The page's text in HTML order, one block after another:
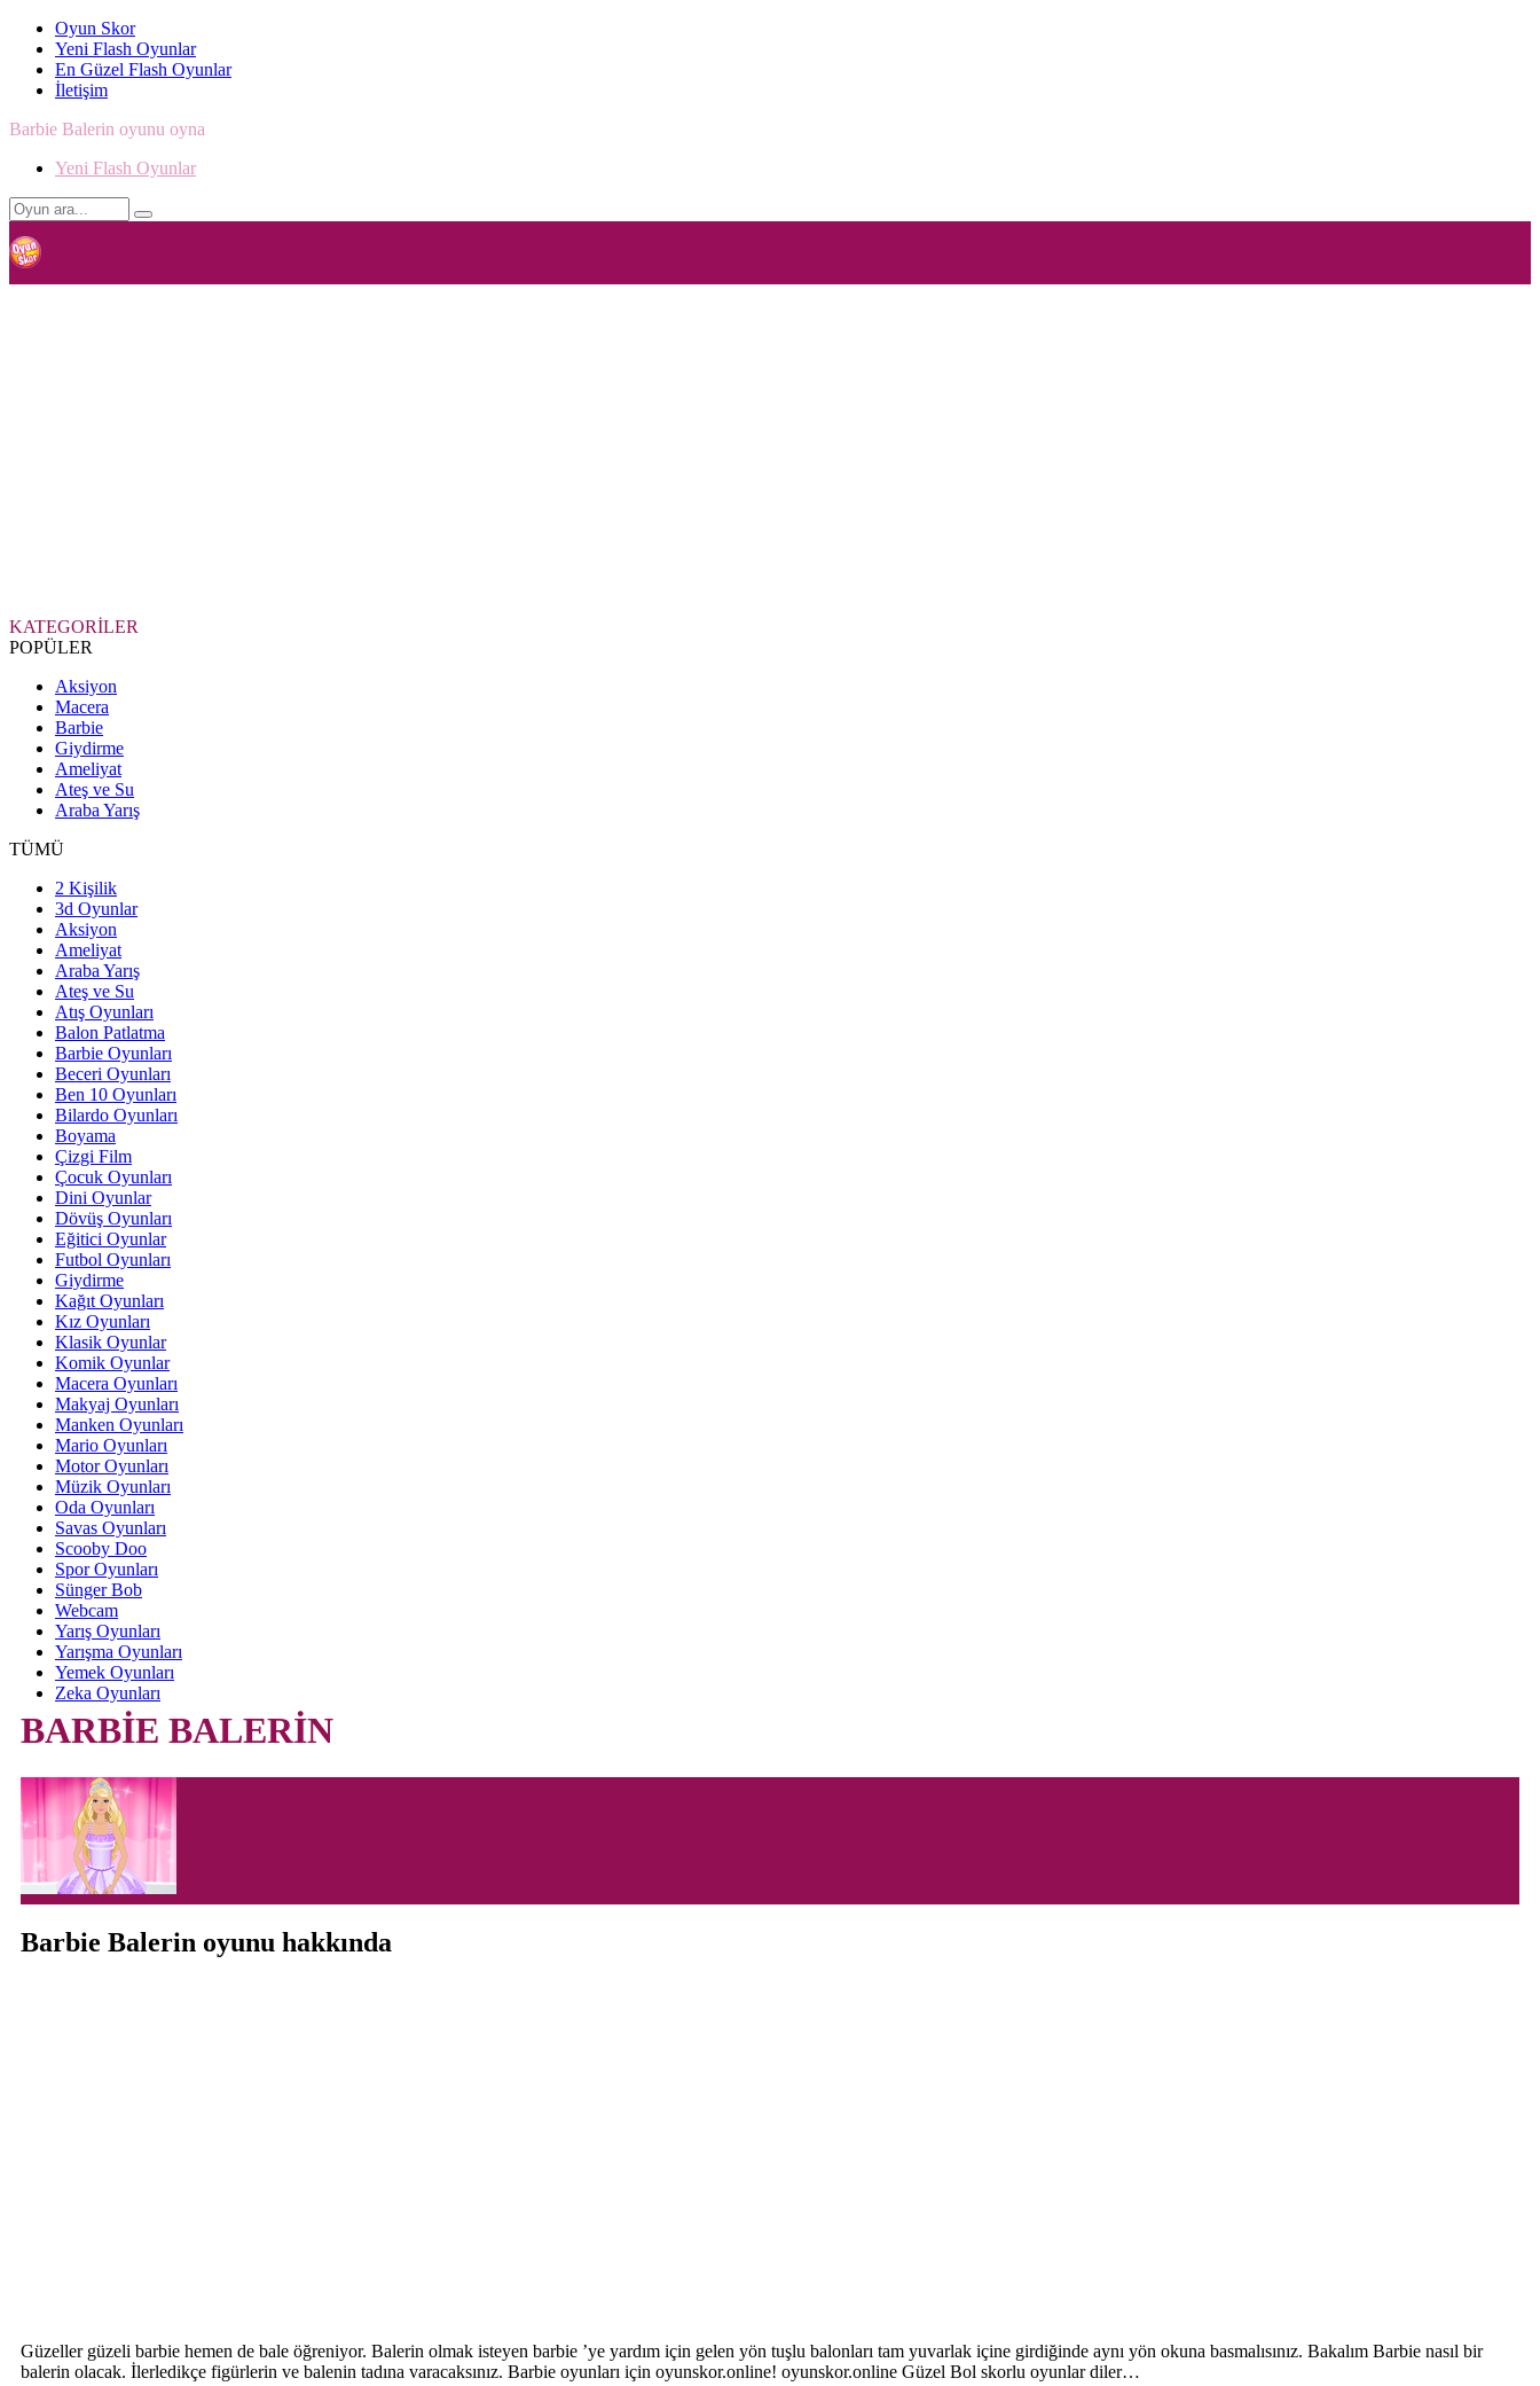
Oyun Skor
Yeni Flash Oyunlar
En Güzel Flash Oyunlar
İletişim
Barbie Balerin oyunu oyna
Yeni Flash Oyunlar
KATEGORİLER
POPÜLER
Aksiyon
Macera
Barbie
Giydirme
Ameliyat
Ateş ve Su
Araba Yarış
TÜMÜ
2 Kişilik
3d Oyunlar
Aksiyon
Ameliyat
Araba Yarış
Ateş ve Su
Atış Oyunları
Balon Patlatma
Barbie Oyunları
Beceri Oyunları
Ben 10 Oyunları
Bilardo Oyunları
Boyama
Çizgi Film
Çocuk Oyunları
Dini Oyunlar
Dövüş Oyunları
Eğitici Oyunlar
Futbol Oyunları
Giydirme
Kağıt Oyunları
Kız Oyunları
Klasik Oyunlar
Komik Oyunlar
Macera Oyunları
Makyaj Oyunları
Manken Oyunları
Mario Oyunları
Motor Oyunları
Müzik Oyunları
Oda Oyunları
Savas Oyunları
Scooby Doo
Spor Oyunları
Sünger Bob
Webcam
Yarış Oyunları
Yarışma Oyunları
Yemek Oyunları
Zeka Oyunları
BARBİE BALERİN
Barbie Balerin oyunu hakkında
Güzeller güzeli barbie hemen de bale öğreniyor. Balerin olmak isteyen barbie ’ye yardım için gelen yön tuşlu balonları tam yuvarlak içine girdiğinde aynı yön okuna basmalısınız. Bakalım Barbie nasıl bir
balerin olacak. İlerledikçe figürlerin ve balenin tadına varacaksınız. Barbie oyunları için oyunskor.online! oyunskor.online Güzel Bol skorlu oyunlar diler…